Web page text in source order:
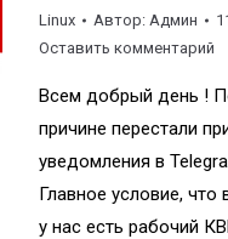
Linux Автор: Админ
Оставить комментарий
Всем добрый день !
причине перестали
уведомления в
Главное условие, что
у нас есть рабочий